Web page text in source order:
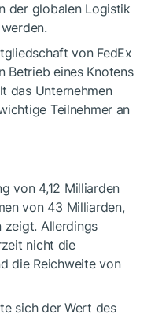
der globalen Logistik
von FedEx
Betrieb eines Knotens
das Unternehmen
Teilnehmer an
von 4,12 Milliarden
von 43 Milliarden,
zeigt. Allerdings
nicht die
die Reichweite von
sich der Wert des